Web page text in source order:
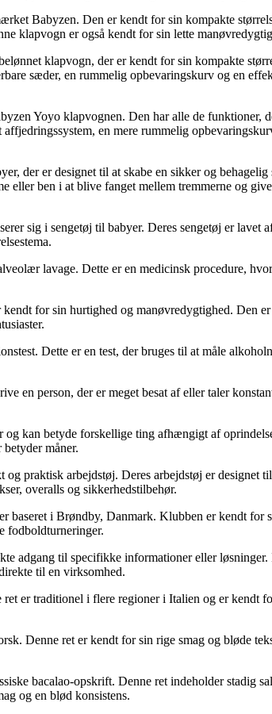
Babyzen. Den er kendt for sin kompakte
klapvogn er også kendt for sin lette
klapvogn, der er kendt for sin kompakte
sæder, en rummelig opbevaringskurv og en
Yoyo klapvognen. Den har alle de
en mere rummelig
der er designet til at skabe en sikker og
eller ben i at blive fanget mellem tremmerne og
sig i sengetøj til babyer. Deres sengetøj er
lavage. Dette er en medicinsk procedure,
for sin hurtighed og manøvredygtighed. Den
Dette er en test, der bruges til at måle
en person, der er meget besat af eller taler
og kan betyde forskellige ting afhængigt af
måner.
praktisk arbejdstøj. Deres arbejdstøj er designet
overalls og sikkerhedstilbehør.
baseret i Brøndby, Danmark. Klubben er kendt
fodboldturneringer.
adgang til specifikke informationer eller
til en virksomhed.
er traditionel i flere regioner i Italien og er kendt
Denne ret er kendt for sin rige smag og bløde
bacalao-opskrift. Denne ret indeholder stadig
og en blød konsistens.